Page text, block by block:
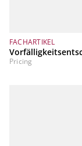
FACHARTIKEL
Pricing